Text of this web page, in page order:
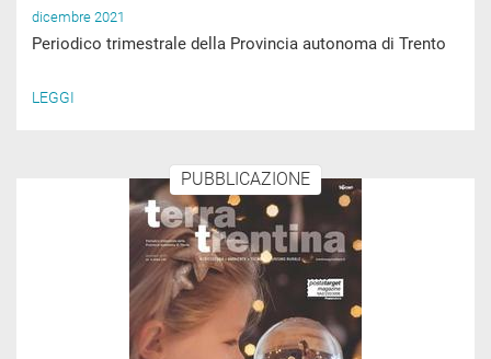
dicembre 2021
Periodico trimestrale della Provincia autonoma di Trento
LEGGI
PUBBLICAZIONE